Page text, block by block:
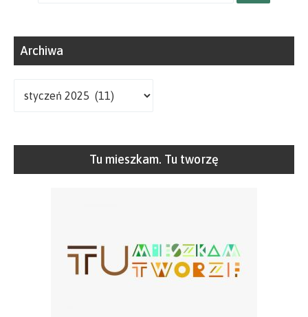
Archiwa
Tu mieszkam. Tu tworzę